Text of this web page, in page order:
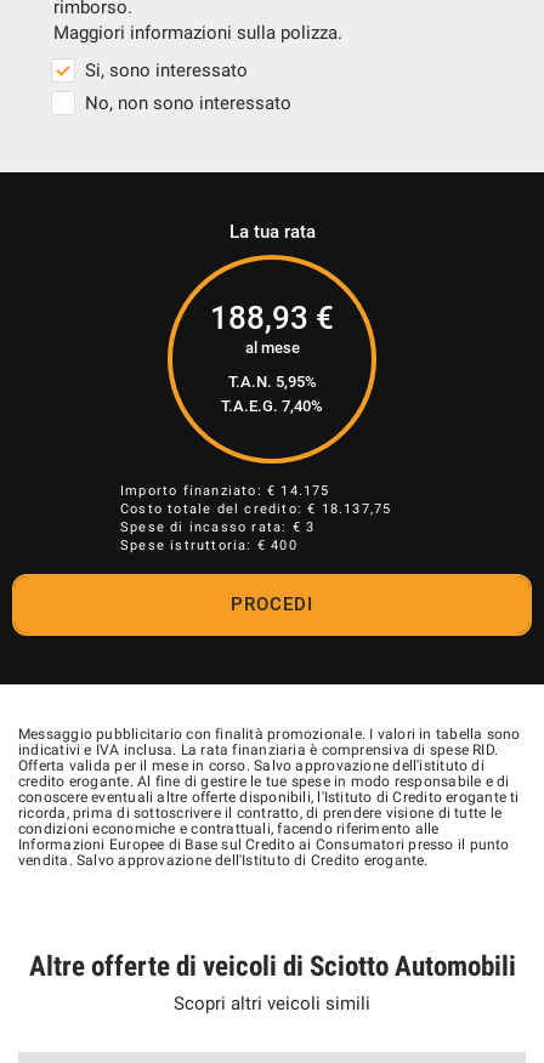
rimborso.
Maggiori informazioni sulla polizza.
Si, sono interessato
No, non sono interessato
La tua rata
188,93 €
al mese
T.A.N. 5,95%
T.A.E.G. 7,40%
Importo finanziato: € 14.175
Costo totale del credito: € 18.137,75
Spese di incasso rata: € 3
Spese istruttoria: € 400
PROCEDI
Messaggio pubblicitario con finalità promozionale. I valori in tabella sono
indicativi e IVA inclusa. La rata finanziaria è comprensiva di spese RID.
Offerta valida per il mese in corso. Salvo approvazione dell'istituto di
credito erogante. Al fine di gestire le tue spese in modo responsabile e di
conoscere eventuali altre offerte disponibili, l'Istituto di Credito erogante ti
ricorda, prima di sottoscrivere il contratto, di prendere visione di tutte le
condizioni economiche e contrattuali, facendo riferimento alle
Informazioni Europee di Base sul Credito ai Consumatori presso il punto
vendita. Salvo approvazione dell'Istituto di Credito erogante.
Altre offerte di veicoli di Sciotto Automobili
Scopri altri veicoli simili